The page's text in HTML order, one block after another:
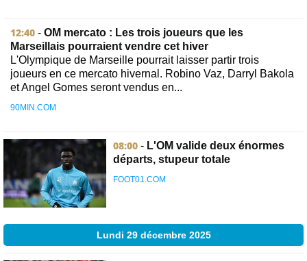
12:40 - OM mercato : Les trois joueurs que les
Marseillais pourraient vendre cet hiver
L'Olympique de Marseille pourrait laisser partir trois
joueurs en ce mercato hivernal. Robino Vaz, Darryl Bakola
et Angel Gomes seront vendus en...
90MIN.COM
08:00 - L'OM valide deux énormes
départs, stupeur totale
FOOT01.COM
Lundi 29 décembre 2025